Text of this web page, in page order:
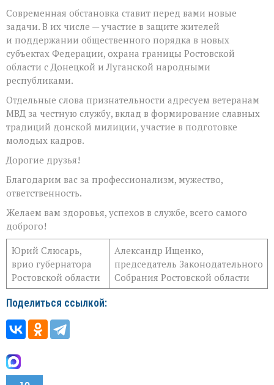
Современная обстановка ставит перед вами новые
задачи. В их числе — участие в защите жителей
и поддержании общественного порядка в новых
субъектах Федерации, охрана границы Ростовской
области с Донецкой и Луганской народными
республиками.
Отдельные слова признательности адресуем ветеранам
МВД за честную службу, вклад в формирование славных
традиций донской милиции, участие в подготовке
молодых кадров.
Дорогие друзья!
Благодарим вас за профессионализм, мужество,
ответственность.
Желаем вам здоровья, успехов в службе, всего самого
доброго!
Юрий Слюсарь,
врио губернатора
Ростовской области
Александр Ищенко,
председатель Законодательного
Собрания Ростовской области
Поделиться ссылкой: